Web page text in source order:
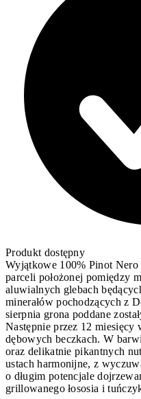
Produkt dostępny
Wyjątkowe 100% Pinot
parceli położonej pomiędzy
aluwialnych glebach
minerałów pochodzących z
sierpnia grona poddane
Następnie przez 12 miesięcy
dębowych beczkach. W
oraz delikatnie pikantnych
ustach harmonijne, z
o długim potencjale
grillowanego łososia i